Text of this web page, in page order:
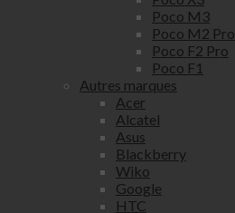
Poco M3
Poco M2 Pro
Poco F2 Pro
Poco F1
Autres marques
Acer
Alcatel
Asus
Blackberry
Wiko
Google
HTC